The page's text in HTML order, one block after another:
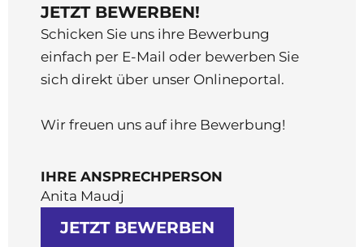
JETZT BEWERBEN!
Schicken Sie uns ihre Bewerbung
einfach per E-Mail oder bewerben Sie
sich direkt über unser Onlineportal.
Wir freuen uns auf ihre Bewerbung!
IHRE ANSPRECHPERSON
Anita Maudj
JETZT BEWERBEN